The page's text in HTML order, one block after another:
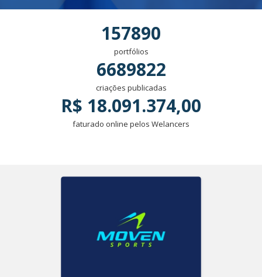
157890
portfólios
6689822
criações publicadas
R$ 18.091.374,00
faturado online pelos Welancers